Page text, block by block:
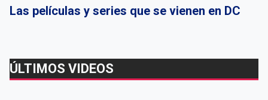
Las películas y series que se vienen en DC
ÚLTIMOS VIDEOS